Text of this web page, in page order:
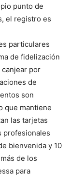
punto de
el registro es
particulares
de fidelización
canjear por
de
son
que mantiene
las tarjetas
profesionales
bienvenida y 10
de los
para